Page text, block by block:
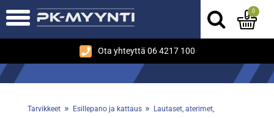
Ota yhteyttä 06 4217 100
0
Tarvikkeet » Esillepano ja kattaus »
Lautaset, aterimet,